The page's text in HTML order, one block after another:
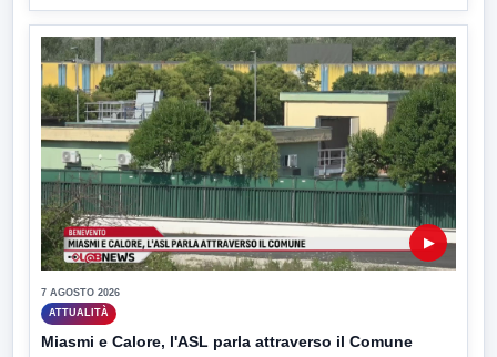
▶
7 AGOSTO 2026
ATTUALITÀ
Miasmi e Calore, l'ASL parla attraverso il Comune